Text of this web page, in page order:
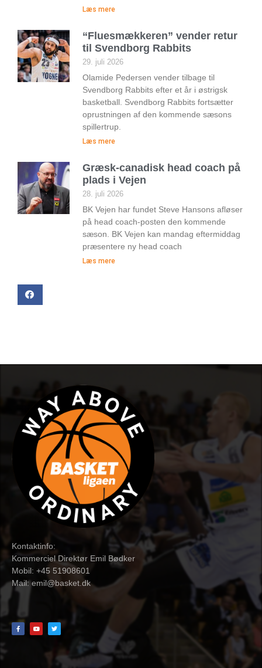
Læs mere
“Fluesmækkeren” vender retur
til Svendborg Rabbits
29. juli 2026
Olamide Pedersen vender tilbage til
Svendborg Rabbits efter et år i østrigsk
basketball. Svendborg Rabbits fortsætter
oprustningen af den kommende sæsons
spillertrup.
Læs mere
Græsk-canadisk head coach på
plads i Vejen
28. juli 2026
BK Vejen har fundet Steve Hansons afløser
på head coach-posten den kommende
sæson. BK Vejen kan mandag eftermiddag
præsentere ny head coach
Læs mere
Kontaktinfo:
Kommerciel Direktør Emil Bødker
Mobil: +45 51908601
Mail:emil@basket.dk